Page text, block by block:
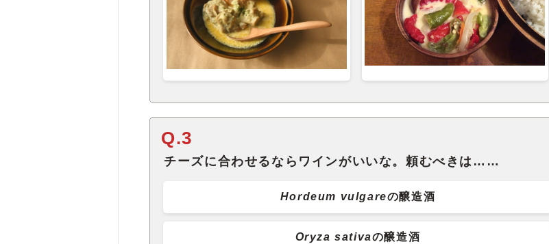
Q.3
チーズに合わせるならワインがいいな。頼むべきは……
Hordeum vulgareの醸造酒
Oryza sativaの醸造酒